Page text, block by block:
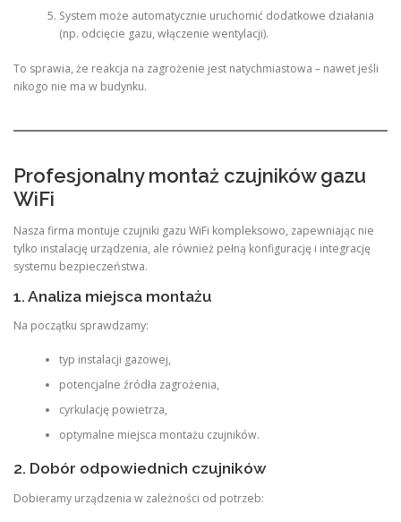
System może automatycznie uruchomić dodatkowe działania
(np. odcięcie gazu, włączenie wentylacji).
To sprawia, że reakcja na zagrożenie jest natychmiastowa – nawet jeśli
nikogo nie ma w budynku.
Profesjonalny montaż czujników gazu
WiFi
Nasza firma montuje czujniki gazu WiFi kompleksowo, zapewniając nie
tylko instalację urządzenia, ale również pełną konfigurację i integrację
systemu bezpieczeństwa.
1. Analiza miejsca montażu
Na początku sprawdzamy:
typ instalacji gazowej,
potencjalne źródła zagrożenia,
cyrkulację powietrza,
optymalne miejsca montażu czujników.
2. Dobór odpowiednich czujników
Dobieramy urządzenia w zależności od potrzeb: